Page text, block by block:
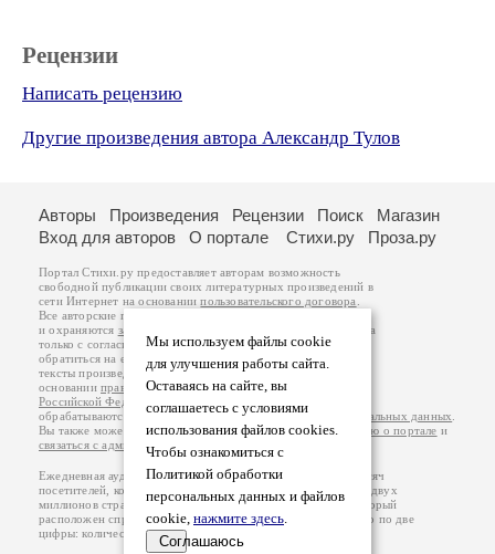
Рецензии
Написать рецензию
Другие произведения автора Александр Тулов
Мы используем файлы cookie
для улучшения работы сайта.
Оставаясь на сайте, вы
соглашаетесь с условиями
использования файлов cookies.
Чтобы ознакомиться с
Политикой обработки
персональных данных и файлов
cookie, нажмите здесь.
Соглашаюсь
Авторы Произведения Рецензии Поиск
Магазин
Вход для авторов
О портале Стихи.ру Проза.ру
Портал Стихи.ру предоставляет авторам возможность
свободной публикации своих литературных произведений в
сети Интернет на основаниипользовательского договора
Все авторские права на произведения принадлежат авторам
и охраняются законом
. Перепечатка произведений возможна
только с согласия его автора, к которому вы можете
обратиться на его авторской странице. Ответственность за
тексты произведений авторы несут самостоятельно на
основанииправил публикацииизаконодательства
Российской Федерации
обрабатываются на основанииПолитики обработки персональных данных
Вы также можете посмотреть более подробнуюинформацию о портале и
связаться с администрацией
Ежедневная аудитория портала Стихи.ру – порядка 200 тысяч
посетителей, которые в общей сумме просматривают более двух
миллионов страниц по данным счетчика посещаемости, который
расположен справа от этого текста. В каждой графе указано по две
цифры: количество просмотров и количество посетителей.